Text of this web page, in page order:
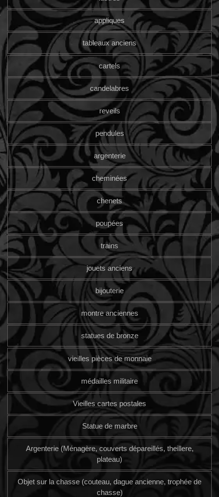
appliques
tableaux anciens
cartels
candelabres
reveils
pendules
argenterie
cheminées
chenets
poupées
trains
jouets anciens
bijouterie
montre anciennes
statues de bronze
vieilles pièces de monnaie
médailles militaire
Vieilles cartes postales
Statue de marbre
Argenterie (Ménagère, couverts dépareillés, theillere,
plateau)
Objet sur la chasse (couteau, dague ancienne, trophée de
chasse)